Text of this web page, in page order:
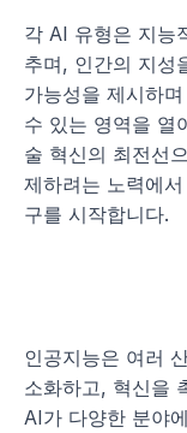
각 AI 유형은 지능
추며, 인간의 지성
가능성을 제시하
수 있는 영역을 열
술 혁신의 최전선
제하려는 노력에
구를 시작합니다.
인공지능은 여러
소화하고, 혁신을
AI가 다양한 분야